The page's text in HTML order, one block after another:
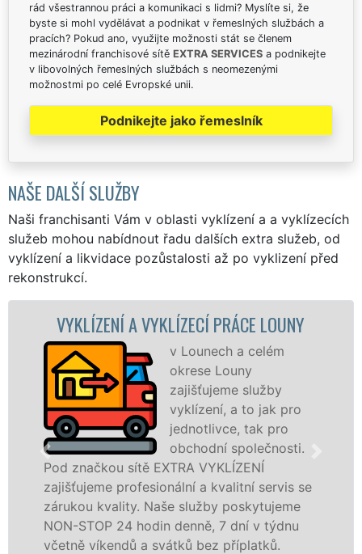
rád všestrannou práci a komunikaci s lidmi? Myslíte si, že
byste si mohl vydělávat a podnikat v řemeslných službách a
pracích? Pokud ano, využijte možnosti stát se členem
mezinárodní franchisové sítě EXTRA SERVICES a podnikejte
v libovolných řemeslných službách s neomezenými
možnostmi po celé Evropské unii.
Podnikejte jako řemeslník
NAŠE DALŠÍ SLUŽBY
Naši franchisanti Vám v oblasti vyklízení a a vyklízecích
služeb mohou nabídnout řadu dalších extra služeb, od
vyklízení a likvidace pozůstalosti až po vyklizení před
rekonstrukcí.
A VYKLÍZECÍ PRÁCE LOUNY
v Lounech a celém
okrese Louny
zajišťujeme služby
vyklízení, a to jak pro
jednotlivce, tak pro
obchodní společnosti.
sítě EXTRA VYKLÍZENÍ
profesionální a kvalitní servis se
Naše služby poskytujeme
24 hodin denně, 7 dní v týdnu
a svátků bez příplatků.
jak
zárukou
STOP bez